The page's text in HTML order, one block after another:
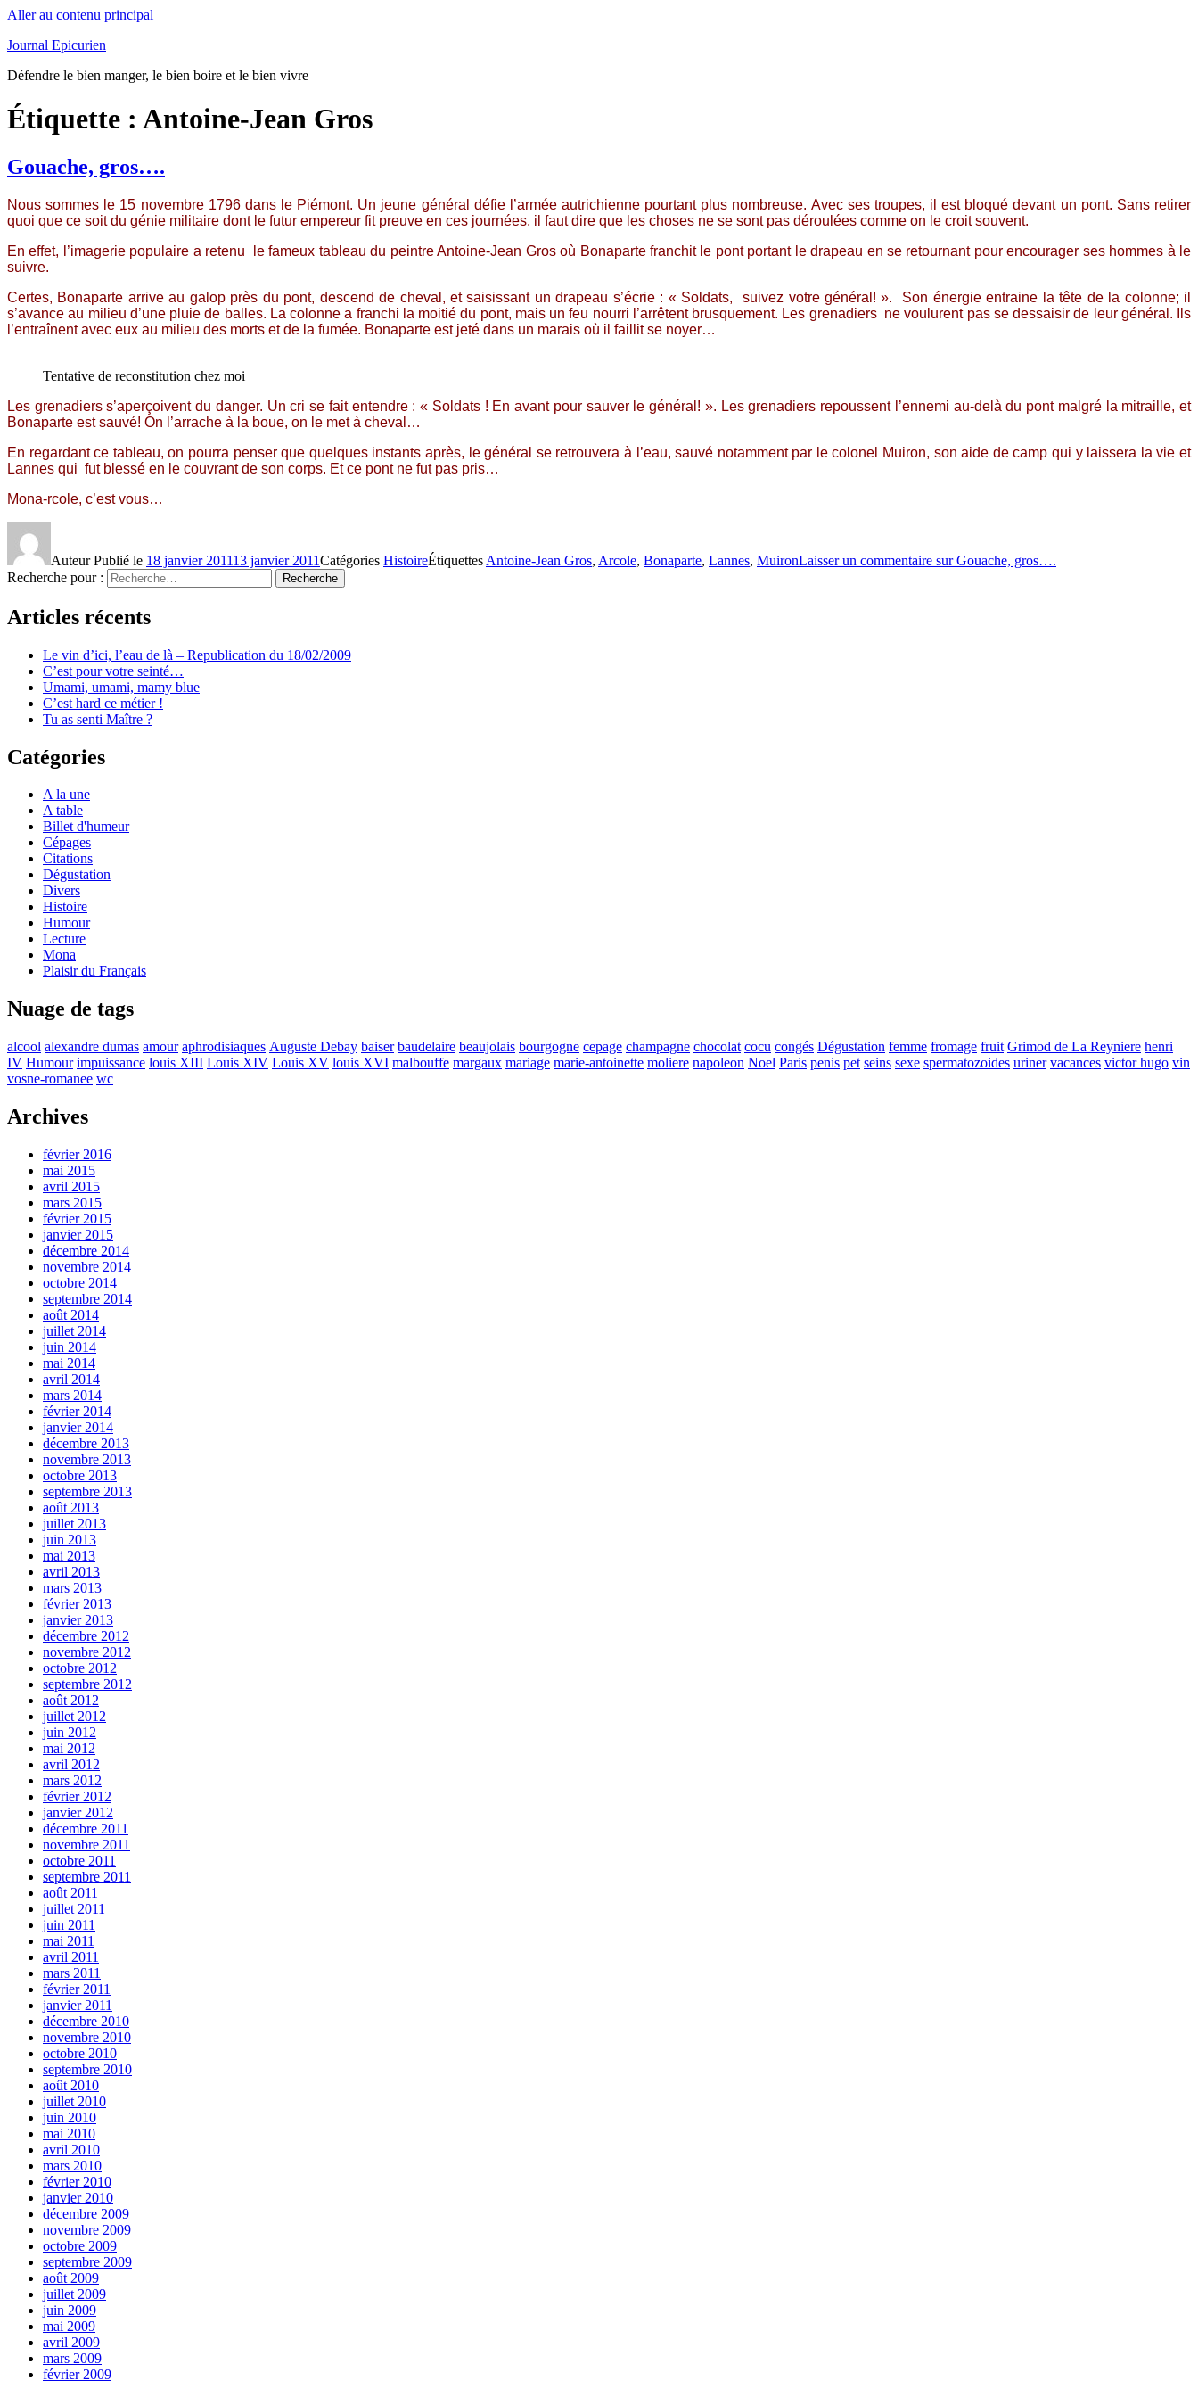
Aller au contenu principal
Journal Epicurien
Défendre le bien manger, le bien boire et le bien vivre
Étiquette : Antoine-Jean Gros
Gouache, gros….
Nous sommes le 15 novembre 1796 dans le Piémont. Un jeune général défie l’armée autrichienne pourtant plus nombreuse. Avec ses troupes, il est bloqué devant un pont. Sans retirer
quoi que ce soit du génie militaire dont le futur empereur fit preuve en ces journées, il faut dire que les choses ne se sont pas déroulées comme on le croit souvent.
En effet, l’imagerie populaire a retenu le fameux tableau du peintre Antoine-Jean Gros où Bonaparte franchit le pont portant le drapeau en se retournant pour encourager ses hommes à le
suivre.
Certes, Bonaparte arrive au galop près du pont, descend de cheval, et saisissant un drapeau s’écrie : « Soldats, suivez votre général! ». Son énergie entraine la tête de la colonne; il
s’avance au milieu d’une pluie de balles. La colonne a franchi la moitié du pont, mais un feu nourri l’arrêtent brusquement. Les grenadiers ne voulurent pas se dessaisir de leur général. Ils
l’entraînent avec eux au milieu des morts et de la fumée. Bonaparte est jeté dans un marais où il faillit se noyer…
Tentative de reconstitution chez moi
Les grenadiers s’aperçoivent du danger. Un cri se fait entendre : « Soldats ! En avant pour sauver le général! ». Les grenadiers repoussent l’ennemi au-delà du pont malgré la mitraille, et
Bonaparte est sauvé! On l’arrache à la boue, on le met à cheval…
En regardant ce tableau, on pourra penser que quelques instants après, le général se retrouvera à l’eau, sauvé notamment par le colonel Muiron, son aide de camp qui y laissera la vie et
Lannes qui fut blessé en le couvrant de son corps. Et ce pont ne fut pas pris…
Mona-rcole, c’est vous…
AuteurPublié le 18 janvier 201113 janvier 2011Catégories HistoireÉtiquettes Antoine-Jean Gros, Arcole, Bonaparte, Lannes, MuironLaisser un commentaire sur Gouache, gros….
Recherche pour :
Recherche
Articles récents
Le vin d’ici, l’eau de là – Republication du 18/02/2009
C’est pour votre seinté…
Umami, umami, mamy blue
C’est hard ce métier !
Tu as senti Maître ?
Catégories
A la une
A table
Billet d'humeur
Cépages
Citations
Dégustation
Divers
Histoire
Humour
Lecture
Mona
Plaisir du Français
Nuage de tags
alcool alexandre dumas amour aphrodisiaques Auguste Debay baiser baudelaire beaujolais bourgogne cepage champagne chocolat cocu congés Dégustation femme fromage fruit Grimod de La Reyniere henri
IV Humour impuissance louis XIII Louis XIV Louis XV louis XVI malbouffe margaux mariage marie-antoinette moliere napoleon Noel Paris penis pet seins sexe spermatozoides uriner vacances victor hugo vin
vosne-romanee wc
Archives
février 2016
mai 2015
avril 2015
mars 2015
février 2015
janvier 2015
décembre 2014
novembre 2014
octobre 2014
septembre 2014
août 2014
juillet 2014
juin 2014
mai 2014
avril 2014
mars 2014
février 2014
janvier 2014
décembre 2013
novembre 2013
octobre 2013
septembre 2013
août 2013
juillet 2013
juin 2013
mai 2013
avril 2013
mars 2013
février 2013
janvier 2013
décembre 2012
novembre 2012
octobre 2012
septembre 2012
août 2012
juillet 2012
juin 2012
mai 2012
avril 2012
mars 2012
février 2012
janvier 2012
décembre 2011
novembre 2011
octobre 2011
septembre 2011
août 2011
juillet 2011
juin 2011
mai 2011
avril 2011
mars 2011
février 2011
janvier 2011
décembre 2010
novembre 2010
octobre 2010
septembre 2010
août 2010
juillet 2010
juin 2010
mai 2010
avril 2010
mars 2010
février 2010
janvier 2010
décembre 2009
novembre 2009
octobre 2009
septembre 2009
août 2009
juillet 2009
juin 2009
mai 2009
avril 2009
mars 2009
février 2009